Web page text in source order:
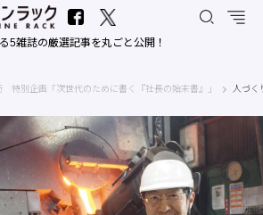
5雑誌の厳選記事を丸ごと公開！
日刊工業新聞社
特別企画「次世代のために書く『社長の始末書』」 人づ